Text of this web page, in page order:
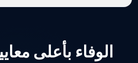
الوفاء بأعلى